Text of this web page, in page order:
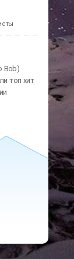
Bob)
топ хит